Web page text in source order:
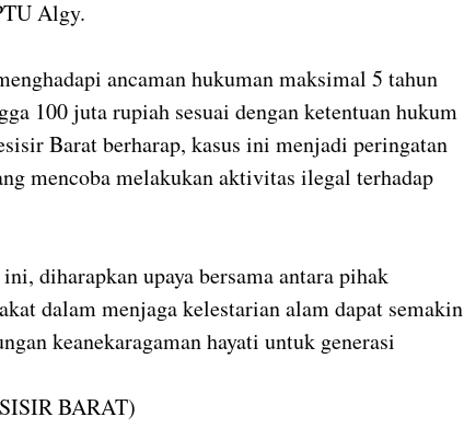
Algy.
ancaman hukuman maksimal 5 tahun
100 juta rupiah sesuai dengan ketentuan hukum
Barat berharap, kasus ini menjadi peringatan
mencoba melakukan aktivitas ilegal terhadap
diharapkan upaya bersama antara pihak
dalam menjaga kelestarian alam dapat semakin
keanekaragaman hayati untuk generasi
BARAT)